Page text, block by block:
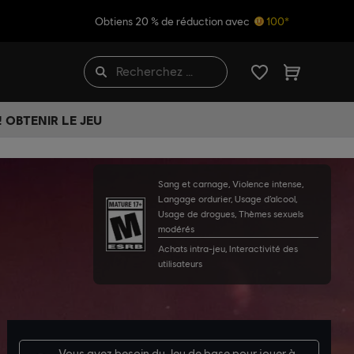
Obtiens 20 % de réduction avec 100*
LE JEU
Sang et carnage, Violence intense,
Langage ordurier, Usage d’alcool,
Usage de drogues, Thèmes sexuels
modérés
Achats intra-jeu, Interactivité des
utilisateurs